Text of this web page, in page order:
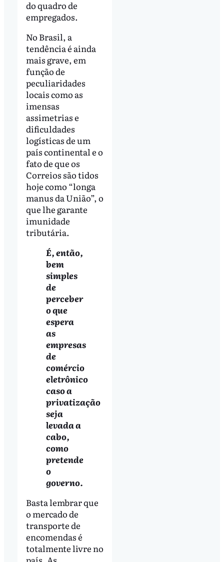
do quadro de
empregados.
No Brasil, a
tendência é ainda
mais grave, em
função de
peculiaridades
locais como as
imensas
assimetrias e
dificuldades
logísticas de um
país continental e o
fato de que os
Correios são tidos
hoje como “longa
manus da União”, o
que lhe garante
imunidade
tributária.
É, então,
bem
simples
de
perceber
o que
espera
as
empresas
de
comércio
eletrônico
caso a
privatização
seja
levada a
cabo,
como
pretende
o
governo.
Basta lembrar que
o mercado de
transporte de
encomendas é
totalmente livre no